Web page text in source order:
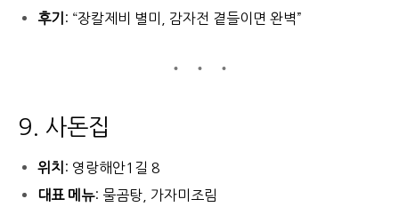
후기 : “장칼제비 별미, 감자전 곁들이면 완벽”
9. 사돈집
위치 : 영랑해안1길 8
대표 메뉴: 물곰탕, 가자미조림